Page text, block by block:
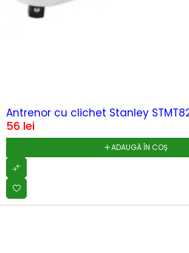
Antrenor cu clichet Stanley
56 lei
ADAUGĂ ÎN COȘ